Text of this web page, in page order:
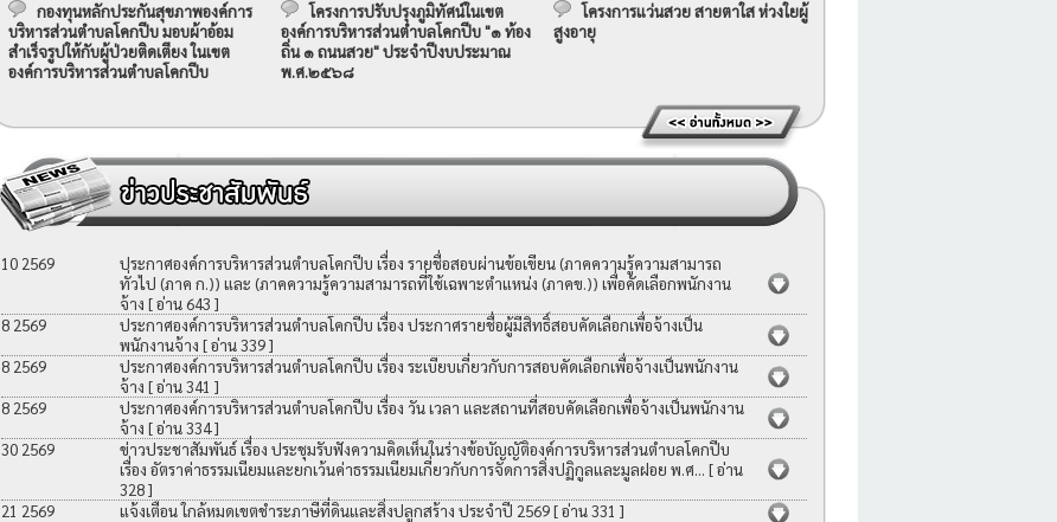
กองทุนหลักประกันสุขภาพองค์การ
บริหารส่วนตำบลโคกปีบ มอบผ้าอ้อม
สำเร็จรูปให้กับผู้ป่วยติดเตียง ในเขต
องค์การบริหารส่วนตำบลโคกปีบ
โครงการปรับปรุงภูมิทัศน์ในเขต
องค์การบริหารส่วนตำบลโคกปีบ "๑ ท้อง
ถิ่น ๑ ถนนสวย" ประจำปีงบประมาณ
พ.ศ.๒๕๖๘
โครงการแว่นสวย สายตาใส ห่วงใยผู้
สูงอายุ
10 2569
ประกาศองค์การบริหารส่วนตำบลโคกปีบ เรื่อง รายชื่อสอบผ่านข้อเขียน (ภาคความรู้ความสามารถ
ทั่วไป (ภาค ก.)) และ (ภาคความรู้ความสามารถที่ใช้เฉพาะตำแหน่ง (ภาคข.)) เพื่อคัดเลือกพนักงาน
จ้าง [ อ่าน 643 ]
8 2569
ประกาศองค์การบริหารส่วนตำบลโคกปีบ เรื่อง ประกาศรายชื่อผู้มีสิทธิ์สอบคัดเลือกเพื่อจ้างเป็น
พนักงานจ้าง [ อ่าน 339 ]
8 2569
ประกาศองค์การบริหารส่วนตำบลโคกปีบ เรื่อง ระเบียบเกี่ยวกับการสอบคัดเลือกเพื่อจ้างเป็นพนักงาน
จ้าง [ อ่าน 341 ]
8 2569
ประกาศองค์การบริหารส่วนตำบลโคกปีบ เรื่อง วัน เวลา และสถานที่สอบคัดเลือกเพื่อจ้างเป็นพนักงาน
จ้าง [ อ่าน 334 ]
30 2569
ข่าวประชาสัมพันธ์ เรื่อง ประชุมรับฟังความคิดเห็นในร่างข้อบัญญัติองค์การบริหารส่วนตำบลโคกปีบ
เรื่อง อัตราค่าธรรมเนียมและยกเว้นค่าธรรมเนียมเกี่ยวกับการจัดการสิ่งปฏิกูลและมูลฝอย พ.ศ... [ อ่าน
328 ]
21 2569
แจ้งเตือน ใกล้หมดเขตชำระภาษีที่ดินและสิ่งปลูกสร้าง ประจำปี 2569[ อ่าน 331 ]